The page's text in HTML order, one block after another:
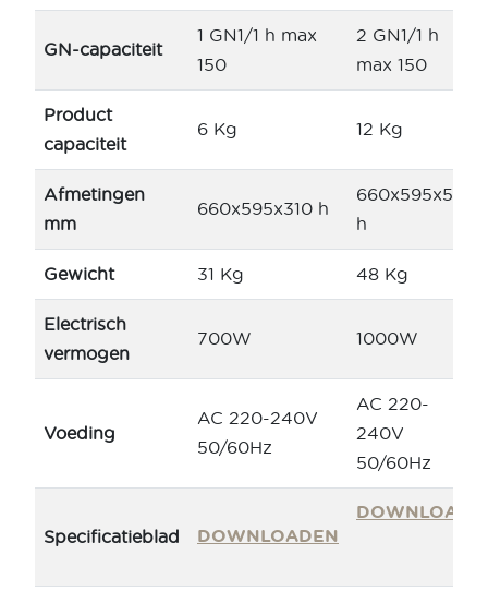
GN-capaciteit
1 GN1/1 h max
150
2 GN1/1 h
max 150
Product
capaciteit
6 Kg 12 Kg
Afmetingen
mm
660x595x310 h
660x595x520
h
Gewicht 31 Kg 48 Kg
Electrisch
vermogen
700W 1000W
Voeding
AC 220-240V
50/60Hz
AC 220-
240V
50/60Hz
Specificatieblad DOWNLOADEN
DOWNLOAD